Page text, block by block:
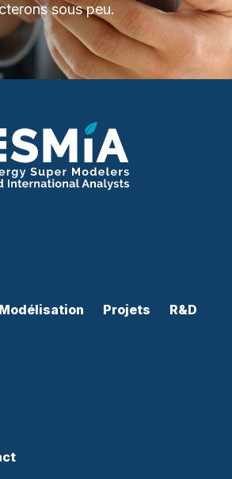
sous peu.
Modélisation Projets R&D